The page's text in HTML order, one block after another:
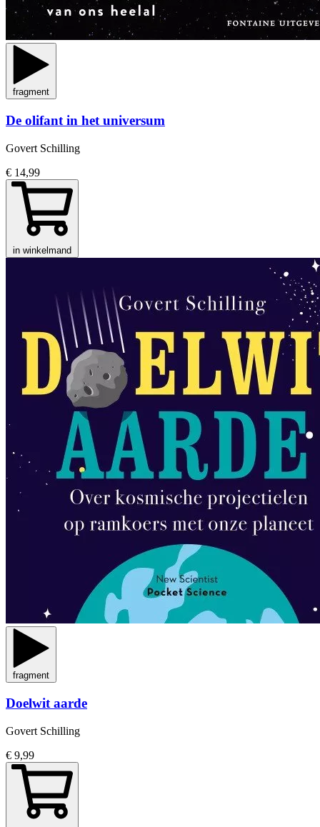
fragment
De olifant in het universum
Govert Schilling
€ 14,99
in winkelmand
fragment
Doelwit aarde
Govert Schilling
€ 9,99